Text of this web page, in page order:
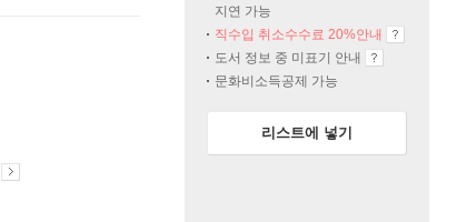
지연 가능
직수입 취소수수료 20%안내
도서 정보 중 미표기 안내
문화비소득공제 가능
리스트에 넣기